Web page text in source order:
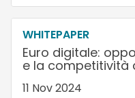
WHITEPAPER
Euro digitale:
e la competitività
11 Nov 2024